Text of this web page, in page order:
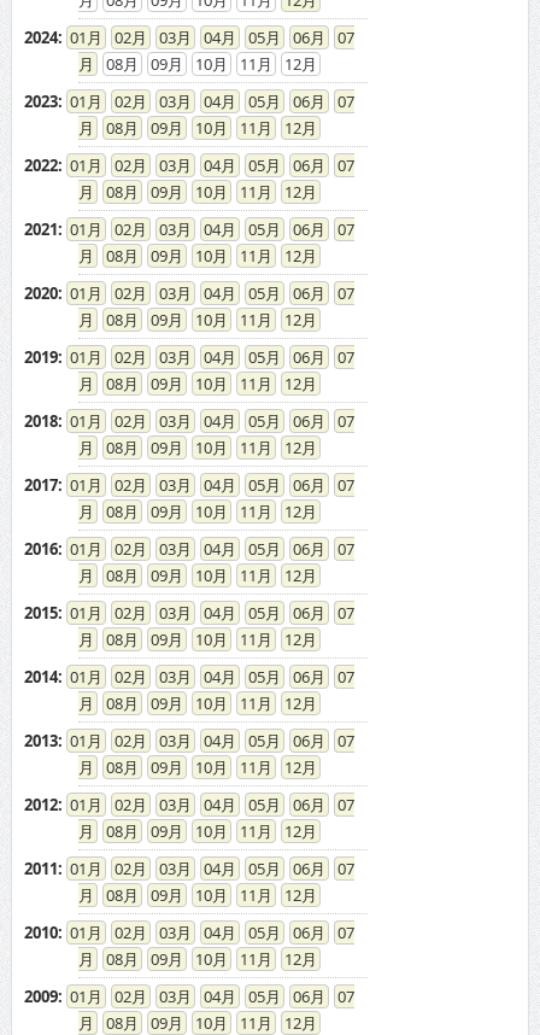
2024: 01 02 03 04 05 06
07
08
09 10 11
12
2023: 01 02 03 04 05 06
07
08
09 10 11
12
2022: 01 02 03 04 05 06
07
08
09 10 11
12
2021: 01 02 03 04 05 06
07
08
09 10 11
12
2020: 01 02 03 04 05 06
07
08
09 10 11
12
2019: 01 02 03 04 05 06
07
08
09 10 11
12
2018: 01 02 03 04 05 06
07
08
09 10 11
12
2017: 01 02 03 04 05 06
07
08
09 10 11
12
2016: 01 02 03 04 05 06
07
08
09 10 11
12
2015: 01 02 03 04 05 06
07
08
09 10 11
12
2014: 01 02 03 04 05 06
07
08
09 10 11
12
2013: 01 02 03 04 05 06
07
08
09 10 11
12
2012: 01 02 03 04 05 06
07
08
09 10 11
12
2011: 01 02 03 04 05 06
07
08
09 10 11
12
2010: 01 02 03 04 05 06
07
08
09 10 11
12
2009: 01 02 03 04 05 06
07
08
09 10 11
12